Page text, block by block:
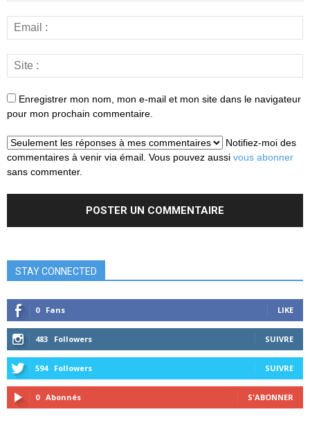
Enregistrer mon nom, mon e-mail et mon site dans le navigateur
pour mon prochain commentaire.
Notifiez-moi des
commentaires à venir via émail. Vous pouvez aussi vous abonner
sans commenter.
STAY CONNECTED
0 Fans LIKE
483 Followers SUIVRE
594 Followers SUIVRE
0 Abonnés S'ABONNER